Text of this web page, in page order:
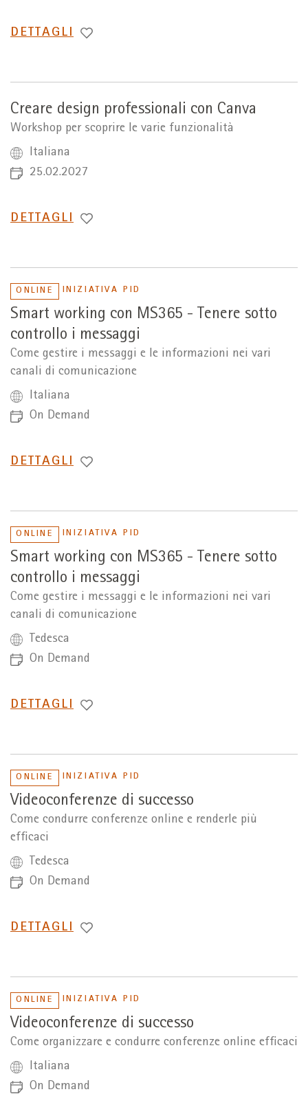
PASSA
DETTAGLI
Creare design professionali con Canva
Workshop per scoprire le varie funzionalità
Italiana
25.02.2027
PASSA
DETTAGLI
ONLINE INIZIATIVA PID
Smart working con MS365 - Tenere sotto
controllo i messaggi
Come gestire i messaggi e le informazioni nei vari
canali di comunicazione
Italiana
On Demand
PASSA
DETTAGLI
ONLINE INIZIATIVA PID
Smart working con MS365 - Tenere sotto
controllo i messaggi
Come gestire i messaggi e le informazioni nei vari
canali di comunicazione
Tedesca
On Demand
PASSA
DETTAGLI
ONLINE INIZIATIVA PID
Videoconferenze di successo
Come condurre conferenze online e renderle più
efficaci
Tedesca
On Demand
PASSA
DETTAGLI
ONLINE INIZIATIVA PID
Videoconferenze di successo
Come organizzare e condurre conferenze online efficaci
Italiana
On Demand